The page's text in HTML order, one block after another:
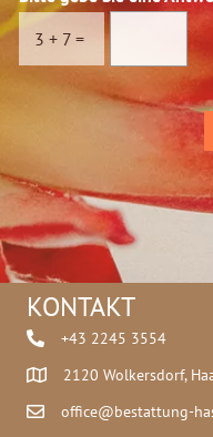
i
c
u
3 + 7 =
KONTAKT
+43 2245 3554
2120 Wolkersdorf,
office@bestattung-